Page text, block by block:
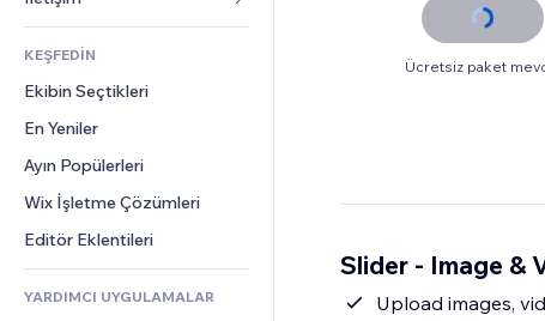
Site Listeleri
E-posta
Muhasebe
Kuponlar ve Müşteri Sadakati
Depolama Çözümleri
Emlak
Randevular
Podcast
Fotoğrafçılık
Video
PDF
Dosya Paylaşımı
Haberler
Gizlilik ve Güvenlik
Saat
Sayfa Şablonları
Görüntü Efektleri
Düğmeler ve Menüler
Afişler ve Rozetler
Hesap Makineleri
Arama
Hava Durumu
Formlar
Blog
Anketler
Sohbet
Yorumlar
Telefon
Topluluk
Değerlendirmeler ve Müşteri
KEŞFEDİN
Ekibin Seçtikleri
En Yeniler
Ayın Popülerleri
Wix İşletme Çözümleri
Editör Eklentileri
YARDIMCI UYGULAMALAR
Ücretsiz paket
Slider - Image &
Upload images,